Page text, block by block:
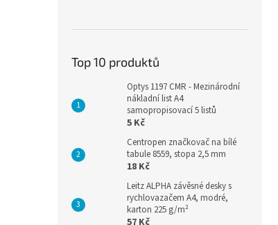
Top 10 produktů
Optys 1197 CMR - Mezinárodní
nákladní list A4
samopropisovací 5 listů
5 Kč
Centropen značkovač na bílé
tabule 8559, stopa 2,5 mm
18 Kč
Leitz ALPHA závěsné desky s
rychlovazačem A4, modré,
karton 225 g/m²
57 Kč